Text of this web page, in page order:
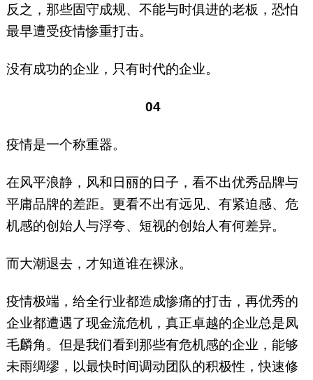
反之，那些固守成规、不能与时俱进的老板，恐怕
最早遭受疫情惨重打击。
没有成功的企业，只有时代的企业。
04
疫情是一个称重器。
在风平浪静，风和日丽的日子，看不出优秀品牌与
平庸品牌的差距。更看不出有远见、有紧迫感、危
机感的创始人与浮夸、短视的创始人有何差异。
而大潮退去，才知道谁在裸泳。
疫情极端，给全行业都造成惨痛的打击，再优秀的
企业都遭遇了现金流危机，真正卓越的企业总是凤
毛麟角。但是我们看到那些有危机感的企业，能够
未雨绸缪，以最快时间调动团队的积极性，快速修